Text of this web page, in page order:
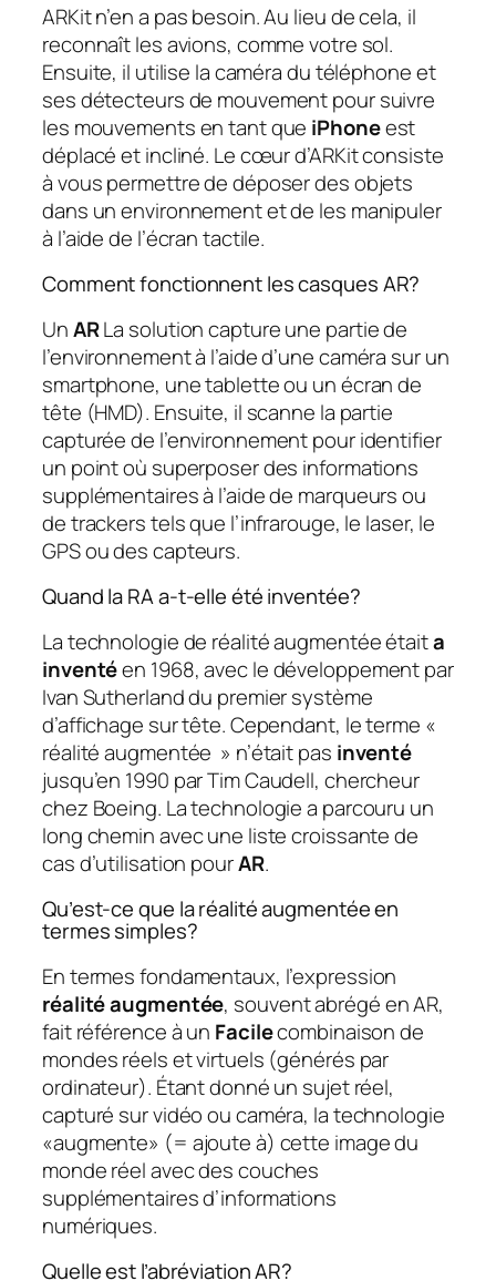
ARKit n’en a pas besoin. Au lieu de cela, il
reconnaît les avions, comme votre sol.
Ensuite, il utilise la caméra du téléphone et
ses détecteurs de mouvement pour suivre
les mouvements en tant que iPhoneest
déplacé et incliné. Le cœur d’ARKit consiste
à vous permettre de déposer des objets
dans un environnement et de les manipuler
à l’aide de l’écran tactile.
Comment fonctionnent les casques AR?
UnARLa solution capture une partie de
l’environnement à l’aide d’une caméra sur un
smartphone, une tablette ou un écran de
tête (HMD). Ensuite, il scanne la partie
capturée de l’environnement pour identifier
un point où superposer des informations
supplémentaires à l’aide de marqueurs ou
de trackers tels que l’infrarouge, le laser, le
GPS ou des capteurs.
Quand la RA a-t-elle été inventée?
La technologie de réalité augmentée étaita
inventéen 1968, avec le développement par
Ivan Sutherland du premier système
d’affichage sur tête. Cependant, le terme «
réalité augmentée » n’était pas inventé
jusqu’en 1990 par Tim Caudell, chercheur
chez Boeing. La technologie a parcouru un
long chemin avec une liste croissante de
cas d’utilisation pourAR.
Qu’est-ce que la réalité augmentée en
termes simples?
En termes fondamentaux, l’expression
réalité augmentée, souvent abrégé en AR,
fait référence à un Facilecombinaison de
mondes réels et virtuels (générés par
ordinateur). Étant donné un sujet réel,
capturé sur vidéo ou caméra, la technologie
«augmente» (= ajoute à) cette image du
monde réel avec des couches
supplémentaires d’informations
numériques.
Quelle est l’abréviation AR?